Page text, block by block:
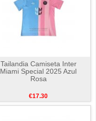
Tailandia Camiseta Inter
Miami Special 2025 Azul
Rosa
€17.30